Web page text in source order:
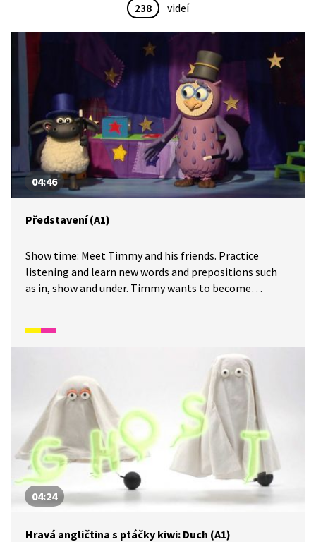
238 videí
04:46
Představení (A1)
Show time: Meet Timmy and his friends. Practice
listening and learn new words and prepositions such
as in, show and under. Timmy wants to become
you. Seznamte se s Timmym a jeho kamarády.
a předložky, jako například in, show a under. Timmy se
chce stát kouzelníkem a vy můžete s ním. Víte, jak
čarovat a dělat magické triky? Timmy vám to ukáže.
04:24
Hravá angličtina s ptáčky kiwi: Duch (A1)